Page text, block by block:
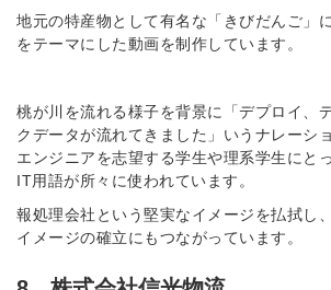
地元の特産物として有名な「きびだんご」
をテーマにした動画を制作しています。
桃が川を流れる様子を背景に「デプロイ、
クデータが流れてきました」いうナレーシ
エンジニアを志望する学生や理系学生にと
IT用語が所々に使われています。
報処理会社という堅実なイメージを払拭し
イメージの確立にもつながっています。